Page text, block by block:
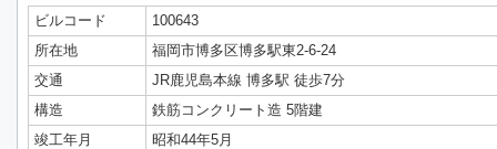
ビルコード
100643
所在地
福岡市博多区博多駅東2-6-24
交通
JR鹿児島本線 博多駅 徒歩7分
構造
鉄筋コンクリート造 5階建
竣工年月
昭和44年5月